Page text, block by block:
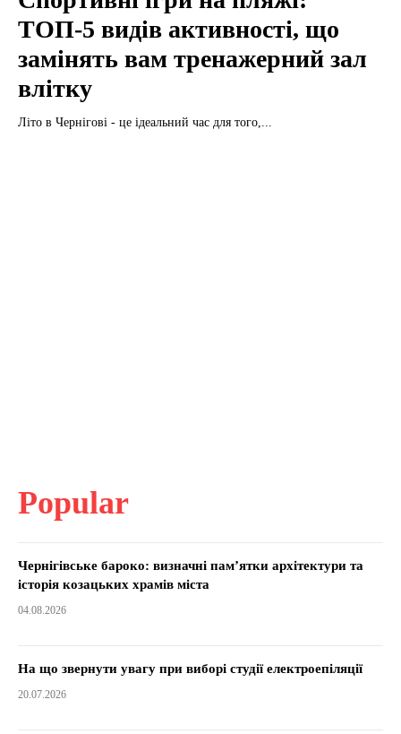
ТОП-5 видів активності, що
замінять вам тренажерний зал
влітку
Літо в Чернігові - це ідеальний час для того,...
Popular
Чернігівське бароко: визначні пам’ятки архітектури та
історія козацьких храмів міста
04.08.2026
На що звернути увагу при виборі студії електроепіляції
20.07.2026